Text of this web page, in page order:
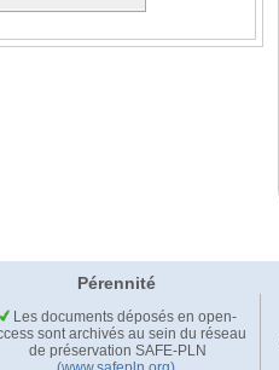
Pérennité
Les documents déposés en open-
sont archivés au sein du réseau
de préservation SAFE-PLN